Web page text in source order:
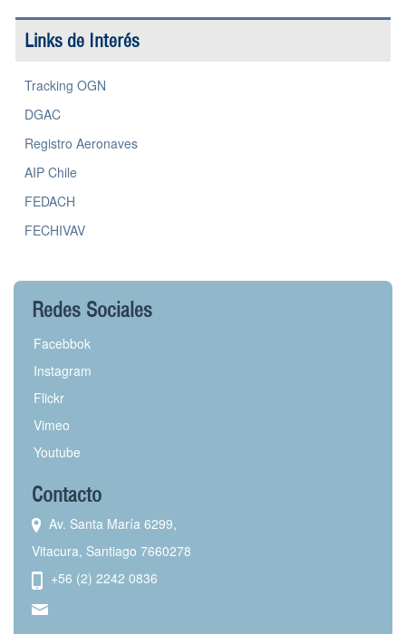
Links de Interés
Tracking OGN
DGAC
Registro Aeronaves
AIP Chile
FEDACH
FECHIVAV
Redes Sociales
Facebbok
Instagram
Flickr
Vimeo
Youtube
Contacto
Av. Santa María 6299,
Vitacura, Santiago 7660278
+56 (2) 2242 0836